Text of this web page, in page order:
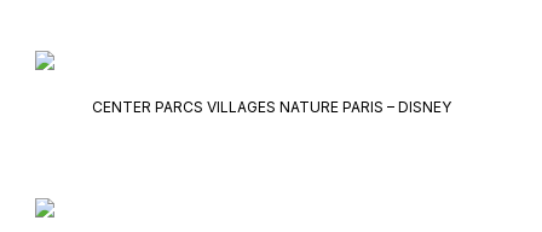
CENTER PARCS VILLAGES NATURE PARIS – DISNEY